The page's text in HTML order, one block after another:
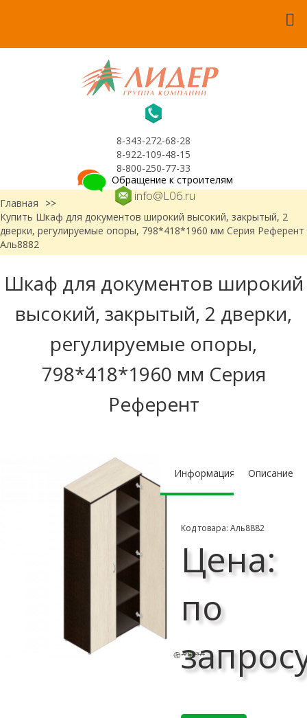
8-343-272-68-28
8-922-109-48-15
8-800-250-77-33
info@L06.ru
Обращение к строителям
Главная
>>
Купить Шкаф для документов широкий высокий, закрытый, 2
дверки, регулируемые опоры, 798*418*1960 мм Серия Референт
Аль8882
Шкаф для документов широкий
высокий, закрытый, 2 дверки,
регулируемые опоры,
798*418*1960 мм Серия
Референт
Информация Описание
Код товара: Аль8882
Цена:
по